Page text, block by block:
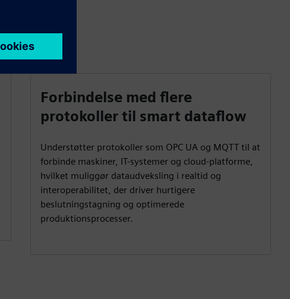
Forbindelse med flere
protokoller til smart dataflow
Understøtter protokoller som OPC UA og MQTT til at
forbinde maskiner, IT-systemer og cloud-platforme,
hvilket muliggør dataudveksling i realtid og
interoperabilitet, der driver hurtigere
beslutningstagning og optimerede
produktionsprocesser.